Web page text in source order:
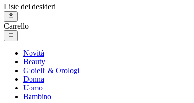
Liste dei desideri
Carrello
Novità
Beauty
Gioielli & Orologi
Donna
Uomo
Bambino